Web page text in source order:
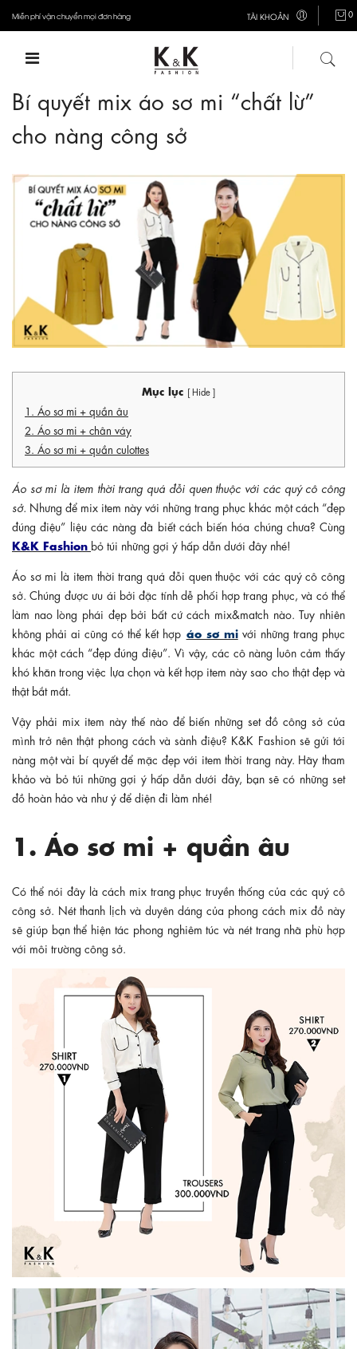
Miễn phí vận chuyển mọi đơn hàng TÀI KHOẢN 0
Bí quyết mix áo sơ mi “chất lừ”
cho nàng công sở
Mục lục [ Hide ]
1. Áo sơ mi + quần âu
2. Áo sơ mi + chân váy
3. Áo sơ mi + quần culottes
Áo sơ mi là item thời trang quá đỗi quen thuộc với các quý cô công
sở. Nhưng để mix item này với những trang phục khác một cách “đẹp
đúng điệu” liệu các nàng đã biết cách biến hóa chúng chưa? Cùng
K&K Fashion bỏ túi những gợi ý hấp dẫn dưới đây nhé!
Áo sơ mi là item thời trang quá đỗi quen thuộc với các quý cô công
sở. Chúng được ưu ái bởi đặc tính dễ phối hợp trang phục, và có thể
làm nao lòng phái đẹp bởi bất cứ cách mix&match nào. Tuy nhiên
không phải ai cũng có thể kết hợp áo sơ mivới những trang phục
khác một cách “đẹp đúng điệu”. Vì vậy, các cô nàng luôn cảm thấy
khó khăn trong việc lựa chọn và kết hợp item này sao cho thật đẹp và
thật bắt mắt.
Vậy phải mix item này thế nào để biến những set đồ công sở của
mình trở nên thật phong cách và sành điệu? K&K Fashion sẽ gửi tới
nàng một vài bí quyết để mặc đẹp với item thời trang này. Hãy tham
khảo và bỏ túi những gợi ý hấp dẫn dưới đây, bạn sẽ có những set
đồ hoàn hảo và như ý để diện đi làm nhé!
1. Áo sơ mi + quần âu
Có thể nói đây là cách mix trang phục truyền thống của các quý cô
công sở. Nét thanh lịch và duyên dáng của phong cách mix đồ này
sẽ giúp bạn thể hiện tác phong nghiêm túc và nét trang nhã phù hợp
với môi trường công sở.